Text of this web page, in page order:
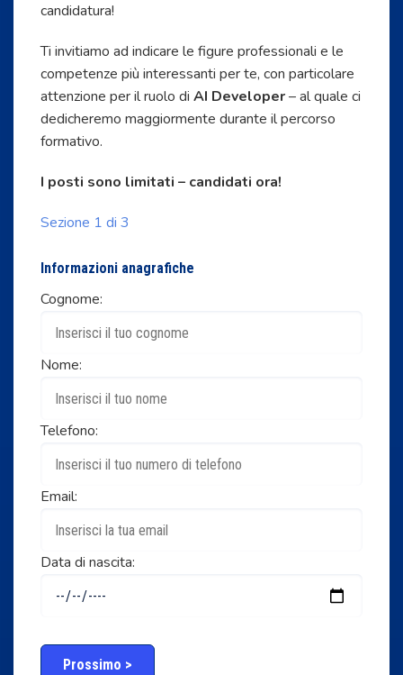
candidatura!
Ti invitiamo ad indicare le figure professionali e le
competenze più interessanti per te, con particolare
attenzione per il ruolo di AI Developer– al quale ci
dedicheremo maggiormente durante il percorso
formativo.
I posti sono limitati – candidati ora!
Sezione 1 di 3
Informazioni anagrafiche
Cognome:
Nome:
Telefono:
Email:
Data di nascita:
Prossimo >